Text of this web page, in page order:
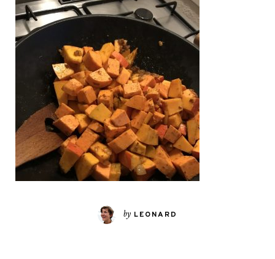
by LEONARD